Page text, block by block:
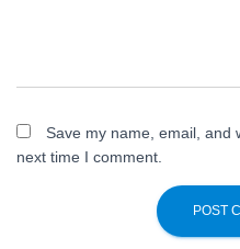
Save my name, email, and
next time I comment.